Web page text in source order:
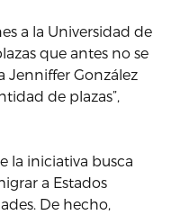
a la Universidad de
que antes no se
Jenniffer González
de plazas”,
la iniciativa busca
a Estados
De hecho,